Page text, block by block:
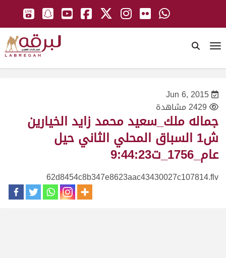
Jun 6, 2015
2429 مشاهدة
جماله ملك_سعيد محمد زايد الخيارين
ش1 السباق المحلي الثاني حيل
عام_1756_ت9:44:23
62d8454c8b347e8623aac43430027c107814.flv